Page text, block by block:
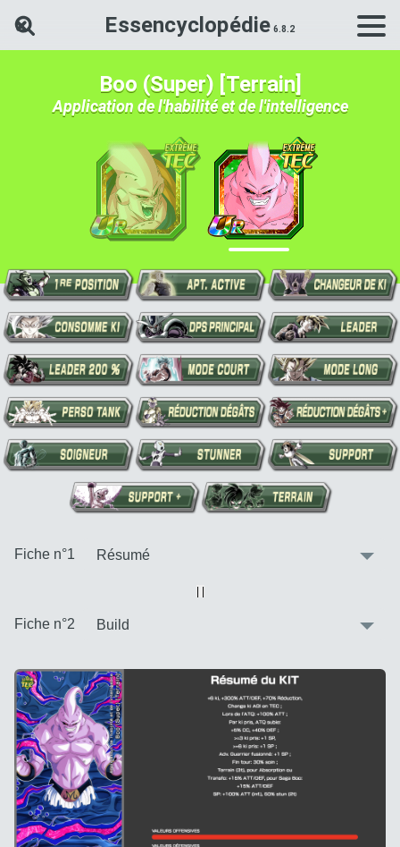
Essencyclopédie
Rechercher une carte Dokkan
Boo (Super) [Terrain]
Application de l'habilité et de l'intelligence
Fiche n°1
Vue alternative
Fiche n°2